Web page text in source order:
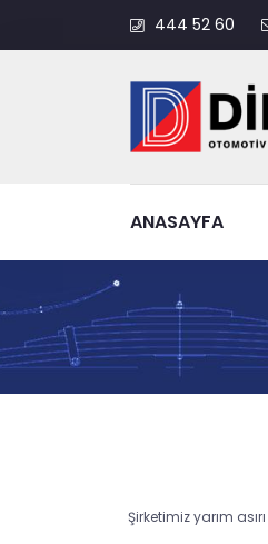
444 52 60
ANASAYFA
Şirketimiz yarım